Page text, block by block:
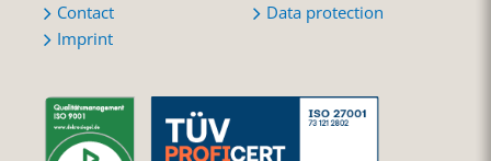
Contact
Imprint
Data protection